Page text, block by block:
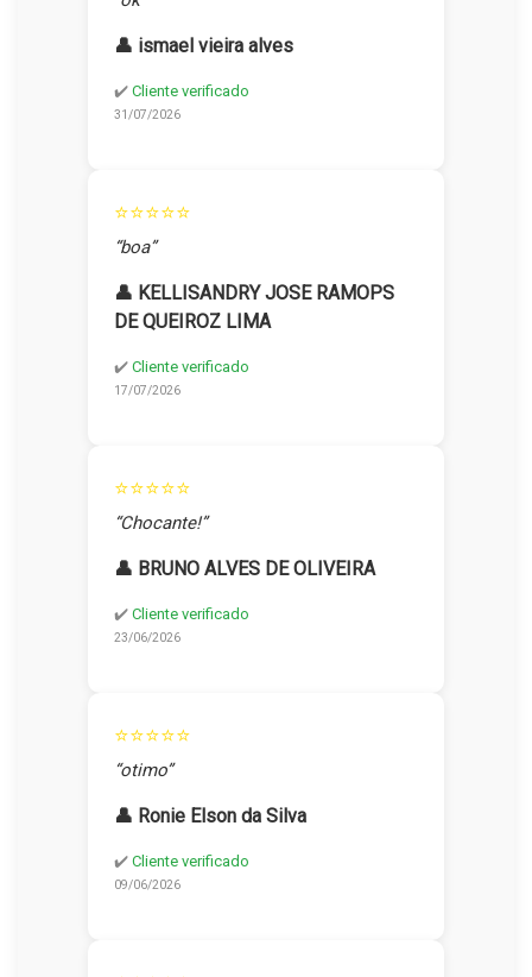
👤 ismael vieira alves
✔️ Cliente verificado
31/07/2026
⭐⭐⭐⭐⭐
“boa”
👤 KELLISANDRY JOSE RAMOPS
DE QUEIROZ LIMA
✔️ Cliente verificado
17/07/2026
⭐⭐⭐⭐⭐
“Chocante!”
👤 BRUNO ALVES DE OLIVEIRA
✔️ Cliente verificado
23/06/2026
⭐⭐⭐⭐⭐
“otimo”
👤 Ronie Elson da Silva
✔️ Cliente verificado
09/06/2026